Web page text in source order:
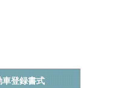
登録書式